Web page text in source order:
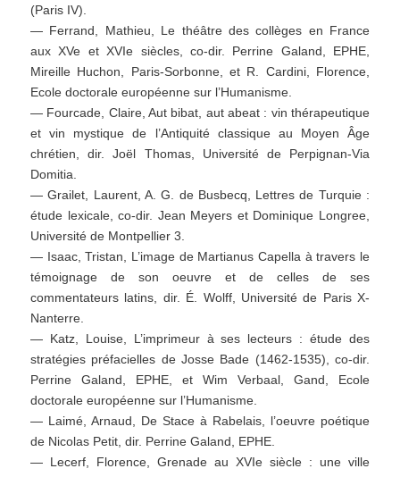
(Paris IV).
— Ferrand, Mathieu, Le théâtre des collèges en France
aux XVe et XVIe siècles, co-dir. Perrine Galand, EPHE,
Mireille Huchon, Paris-Sorbonne, et R. Cardini, Florence,
Ecole doctorale européenne sur l’Humanisme.
— Fourcade, Claire, Aut bibat, aut abeat : vin thérapeutique
et vin mystique de l’Antiquité classique au Moyen Âge
chrétien, dir. Joël Thomas, Université de Perpignan-Via
Domitia.
— Grailet, Laurent, A. G. de Busbecq, Lettres de Turquie :
étude lexicale, co-dir. Jean Meyers et Dominique Longree,
Université de Montpellier 3.
— Isaac, Tristan, L’image de Martianus Capella à travers le
témoignage de son oeuvre et de celles de ses
commentateurs latins, dir. É. Wolff, Université de Paris X-
Nanterre.
— Katz, Louise, L’imprimeur à ses lecteurs : étude des
stratégies préfacielles de Josse Bade (1462-1535), co-dir.
Perrine Galand, EPHE, et Wim Verbaal, Gand, Ecole
doctorale européenne sur l’Humanisme.
— Laimé, Arnaud, De Stace à Rabelais, l’oeuvre poétique
de Nicolas Petit, dir. Perrine Galand, EPHE.
— Lecerf, Florence, Grenade au XVIe siècle : une ville